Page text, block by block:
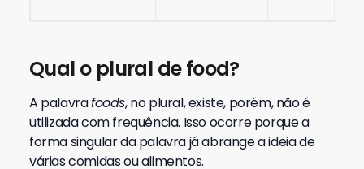
Qual o plural de food?
A palavrafoods, no plural, existe, porém, não é
utilizada com frequência. Isso ocorre porque a
forma singular da palavra já abrange a ideia de
várias comidas ou alimentos.